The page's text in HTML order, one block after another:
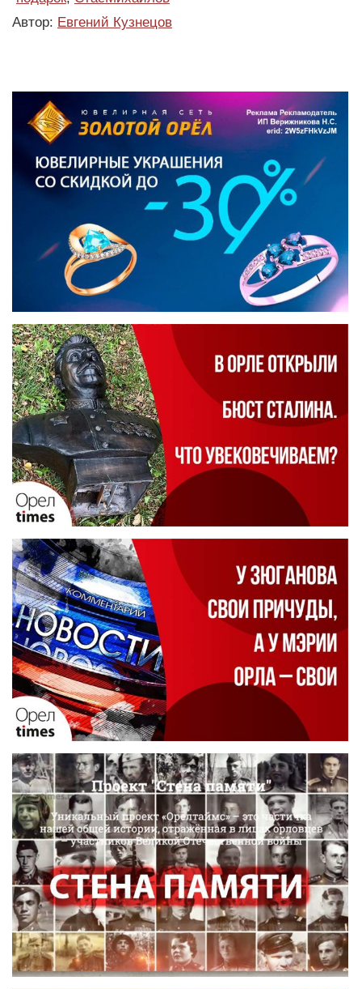
Автор: Евгений Кузнецов